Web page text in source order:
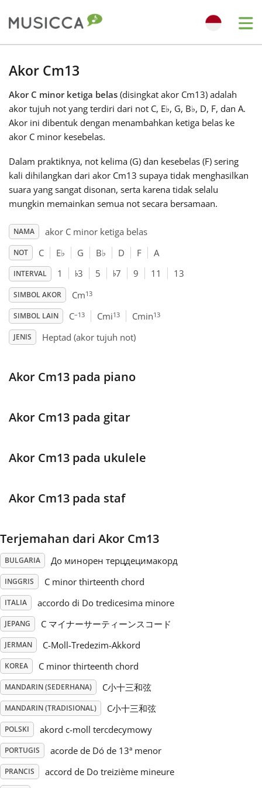
Български
Dansk
Deutsch
Español
Français
한국어
Svenska
Tiếng Việt
简体中文
繁體中文
Akor Cm13
Akor C minor ketiga belas (disingkat akor Cm13) adalah
akor tujuh not yang terdiri dari not C, E♭, G, B♭, D, F, dan A.
Akor ini dibentuk dengan menambahkan ketiga belas ke
akor C minor kesebelas.
Dalam praktiknya, not kelima (G) dan kesebelas (F) sering
kali dihilangkan dari akor Cm13 supaya tidak menghasilkan
suara yang sangat disonan, serta karena tidak selalu
mungkin memainkan semua not secara bersamaan.
NAMA akor C minor ketiga belas
NOT C E♭ G B♭ D F A
INTERVAL 1 ♭3 5 ♭7 9 11 13
SIMBOL AKOR Cm13
SIMBOL LAIN C–13 Cmi13 Cmin13
JENIS Heptad (akor tujuh not)
Akor Cm13 pada piano
Akor Cm13 pada gitar
Akor Cm13 pada ukulele
Akor Cm13 pada staf
Terjemahan dari Akor Cm13
BULGARIA До минорен терцдецимакорд
INGGRIS C minor thirteenth chord
ITALIA accordo di Do tredicesima minore
JEPANG C マイナーサーティーンスコード
JERMAN C-Moll-Tredezim-Akkord
KOREA C minor thirteenth chord
MANDARIN (SEDERHANA) C小十三和弦
MANDARIN (TRADISIONAL) C小十三和弦
POLSKI akord c-moll tercdecymowy
PORTUGIS acorde de Dó de 13ª menor
PRANCIS accord de Do treizième mineure